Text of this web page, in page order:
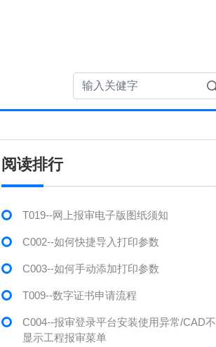
阅读排行
T019--网上报审电子版图纸须知
C002--如何快捷导入打印参数
C003--如何手动添加打印参数
T009--数字证书申请流程
C004--报审登录平台安装使用异常/CAD不
显示工程报审菜单